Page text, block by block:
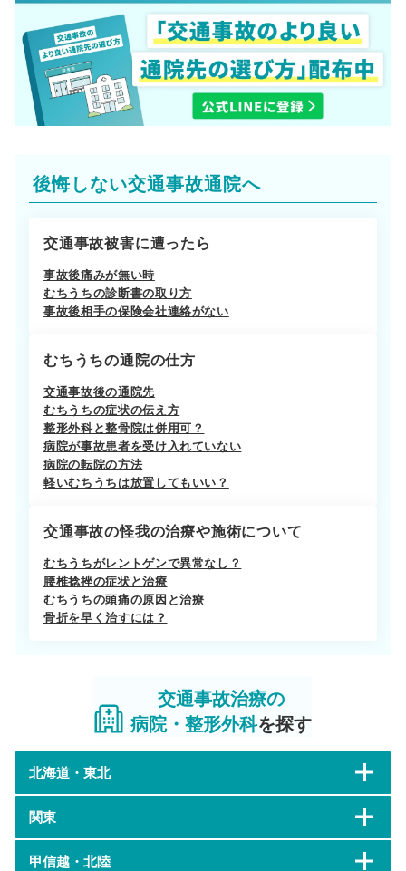
後悔しない交通事故通院へ
交通事故被害に遭ったら
事故後痛みが無い時
むちうちの診断書の取り方
事故後相手の保険会社連絡がない
むちうちの通院の仕方
交通事故後の通院先
むちうちの症状の伝え方
整形外科と整骨院は併用可？
病院が事故患者を受け入れていない
病院の転院の方法
軽いむちうちは放置してもいい？
交通事故の怪我の治療や施術について
むちうちがレントゲンで異常なし？
腰椎捻挫の症状と治療
むちうちの頭痛の原因と治療
骨折を早く治すには？
交通事故治療の
病院・整形外科を探す
北海道・東北
関東
甲信越・北陸